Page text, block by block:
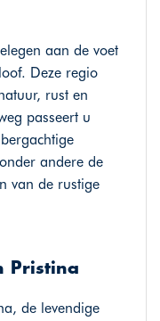
aan de voet
Deze regio
rust en
passeert u
andere de
van de rustige
Pristina
de levendige